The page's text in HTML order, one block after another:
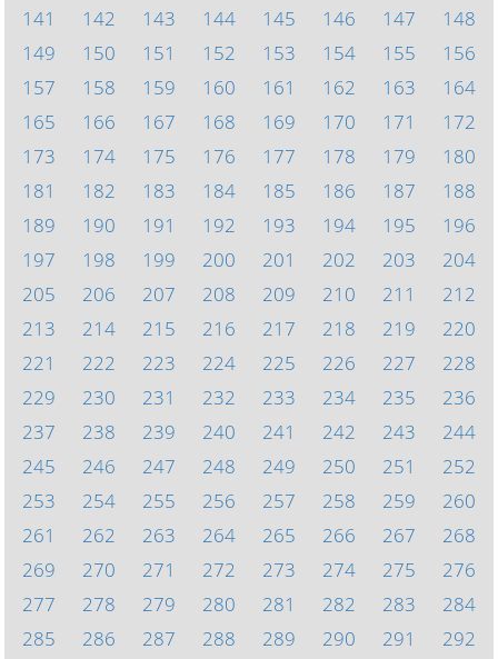
141
142 143 144 145 146 147
148
149
150 151 152 153 154 155
156
157
158 159 160 161 162 163
164
165
166 167 168 169 170 171
172
173
174 175 176 177 178 179
180
181
182 183 184 185 186 187
188
189
190 191 192 193 194 195
196
197
198 199 200 201 202 203
204
205
206 207 208 209 210 211
212
213
214 215 216 217 218 219
220
221
222 223 224 225 226 227
228
229
230 231 232 233 234 235
236
237
238 239 240 241 242 243
244
245
246 247 248 249 250 251
252
253
254 255 256 257 258 259
260
261
262 263 264 265 266 267
268
269
270 271 272 273 274 275
276
277
278 279 280 281 282 283
284
285
286 287 288 289 290 291
292